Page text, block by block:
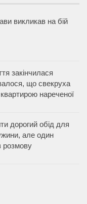
викликав на бій
закінчилася
що свекруха
нареченої
дорогий обід для
але один
розмову